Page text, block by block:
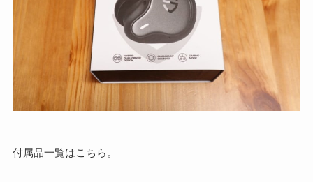
付属品一覧はこちら。